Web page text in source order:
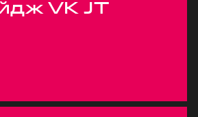
VK JT